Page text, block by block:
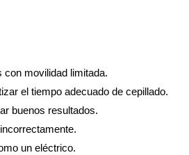
movilidad limitada.
el tiempo adecuado de cepillado.
buenos resultados.
un eléctrico.